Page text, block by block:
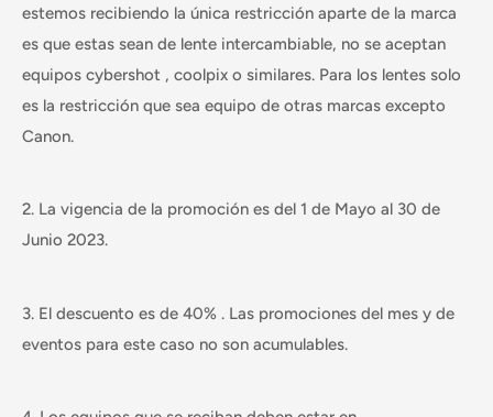
estemos recibiendo la única restricción aparte de la marca
es que estas sean de lente intercambiable, no se aceptan
equipos cybershot , coolpix o similares. Para los lentes solo
es la restricción que sea equipo de otras marcas excepto
Canon.
2. La vigencia de la promoción es del 1 de Mayo al 30 de
Junio 2023.
3. El descuento es de 40% . Las promociones del mes y de
eventos para este caso no son acumulables.